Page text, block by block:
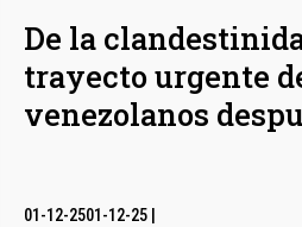
De la
trayecto urgente
venezolanos
01-12-2501-12-25